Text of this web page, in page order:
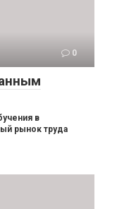
0
в
рынок труда